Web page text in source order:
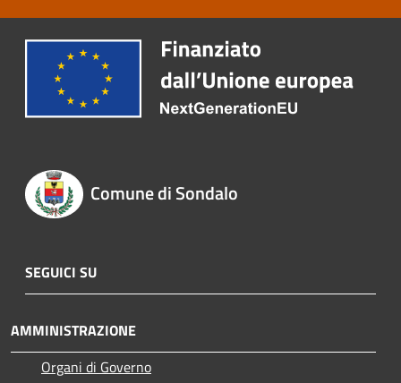
Comune di Sondalo
SEGUICI SU
AMMINISTRAZIONE
Organi di Governo